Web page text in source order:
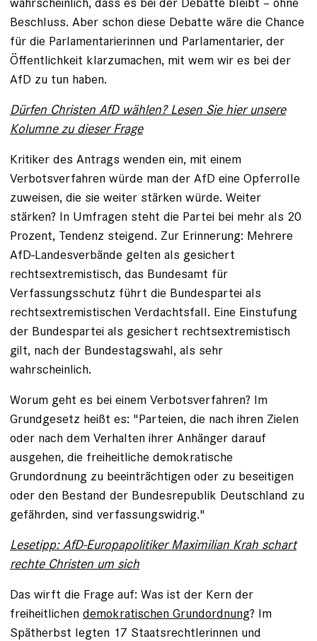
Beschluss. Aber schon diese Debatte wäre die Chance
für die Parlamentarierinnen und Parlamentarier, der
Öffentlichkeit klarzumachen, mit wem wir es bei der
AfD zu tun haben.
Dürfen Christen AfD wählen? Lesen Sie hier unsere
Kolumne zu dieser Frage
Kritiker des Antrags wenden ein, mit einem
Verbotsverfahren würde man der AfD eine Opferrolle
zuweisen, die sie weiter stärken würde. Weiter
stärken? In Umfragen steht die Partei bei mehr als 20
Prozent, Tendenz steigend. Zur Erinnerung: Mehrere
AfD-Landesverbände gelten als gesichert
rechtsextremistisch, das Bundesamt für
Verfassungsschutz führt die Bundespartei als
rechtsextremistischen Verdachtsfall. Eine Einstufung
der Bundespartei als gesichert rechtsextremistisch
gilt, nach der Bundestagswahl, als sehr
wahrscheinlich.
Worum geht es bei einem Verbotsverfahren? Im
Grundgesetz heißt es: "Parteien, die nach ihren Zielen
oder nach dem Verhalten ihrer Anhänger darauf
ausgehen, die freiheitliche demokratische
Grundordnung zu beeinträchtigen oder zu beseitigen
oder den Bestand der Bundesrepublik Deutschland zu
gefährden, sind verfassungswidrig."
Lesetipp: AfD-Europapolitiker Maximilian Krah schart
rechte Christen um sich
Das wirft die Frage auf: Was ist der Kern der
freiheitlichen demokratischen Grundordnung? Im
Spätherbst legten 17 Staatsrechtlerinnen und